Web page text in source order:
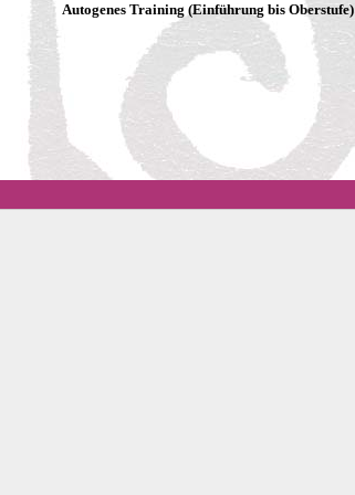
Autogenes Training (Einführung bis Oberstufe)